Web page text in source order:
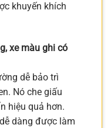
khuyến khích
xe màu ghi có
dễ bảo trì
Nó che giấu
hiệu quả hơn.
dàng được làm